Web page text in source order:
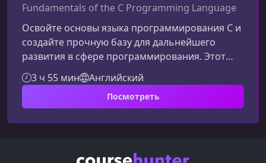
Fundamentals of the C Programming Language
Освойте основы языка программирования C и
создайте прочную базу для дальнейшего
развития в сфере программирования. Этот
улучшенный обзор курса поможет вам понять,
чему вы научитесь, как будет проходить
обучение и почему именно C считается
вы изучите в этом курсеКурс разработан так,
нуля к написанию первых программ.
3 ч 55 мин Английский
Посмотреть